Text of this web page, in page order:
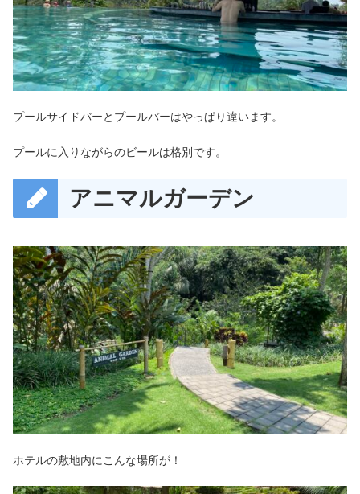
プールサイドバーとプールバーはやっぱり違います。
プールに入りながらのビールは格別です。
アニマルガーデン
ホテルの敷地内にこんな場所が！